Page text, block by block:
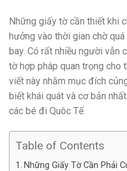
Những giấy tờ cần thiết khi
hưởng vào thời gian chờ
bay. Có rất nhiều người vẫn
tờ hợp pháp quan trọng cho
viết này nhằm mục đích
biết khái quát và cơ bản
các bé đi Quôc Tế.
Table of Contents
Những Giấy Tờ Cần Phải